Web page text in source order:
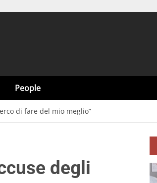
People
di fare del mio meglio”
degli